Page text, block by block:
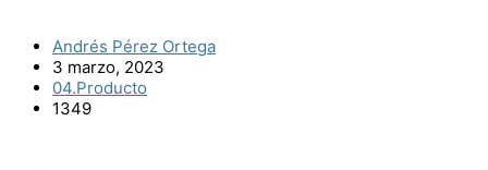
Andrés Pérez Ortega
3 marzo, 2023
04.Producto
1349